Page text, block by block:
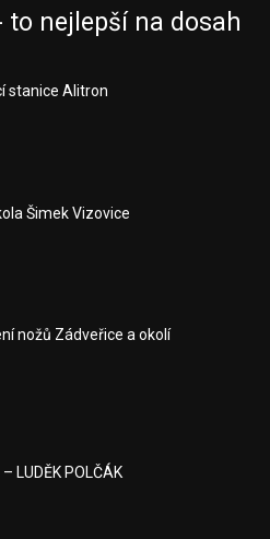
to nejlepší na dosah
stanice Alitron
Šimek Vizovice
nožů Zádveřice a okolí
– LUDĚK POLČÁK